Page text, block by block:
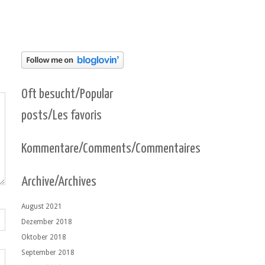
Oft besucht/Popular
posts/Les favoris
Kommentare/Comments/Commentaires
Archive/Archives
August 2021
Dezember 2018
Oktober 2018
September 2018